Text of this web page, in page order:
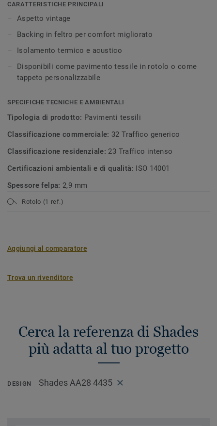
CARATTERISTICHE PRINCIPALI
Aspetto vintage
Backing in feltro per comfort migliorato
Isolamento termico e acustico
Disponibili come pavimento tessile in rotolo o come
tappeto personalizzabile
SPECIFICHE TECNICHE E AMBIENTALI
Tipologia di prodotto: Pavimenti tessili
Classificazione commerciale: 32 Traffico generico
Classificazione residenziale: 23 Traffico intenso
Certificazioni ambientali e di qualità: ISO 14001
Spessore felpa: 2,9 mm
Rotolo (1 ref.)
Aggiungi al comparatore
Trova un rivenditore
Cerca la referenza di Shades
più adatta al tuo progetto
DESIGN Shades AA28 4435